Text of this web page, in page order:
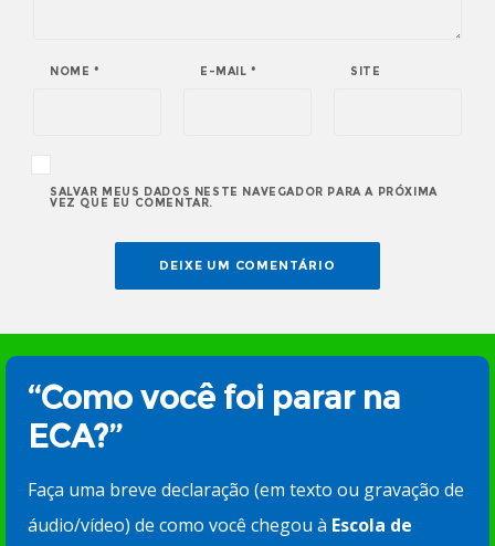
NOME * E-MAIL* SITE
SALVAR MEUS DADOS NESTE NAVEGADOR PARA A PRÓXIMA
VEZ QUE EU COMENTAR.
“Como você foi parar na
ECA?”
Faça uma breve declaração (em texto ou gravação de
áudio/vídeo) de como você chegou à Escola de